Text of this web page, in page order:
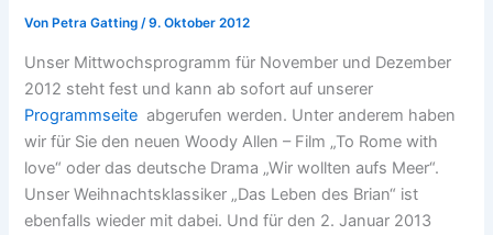
Von Petra Gatting/9. Oktober 2012
Unser Mittwochsprogramm für November und Dezember
2012 steht fest und kann ab sofort auf unserer
Programmseite abgerufen werden. Unter anderem haben
wir für Sie den neuen Woody Allen – Film „To Rome with
love“ oder das deutsche Drama „Wir wollten aufs Meer“.
Unser Weihnachtsklassiker „Das Leben des Brian“ ist
ebenfalls wieder mit dabei. Und für den 2. Januar 2013